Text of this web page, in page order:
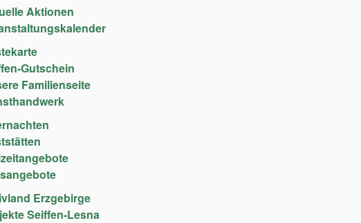
Aktionen
Gutschein
Familienseite
Erzgebirge
Seiffen-Lesna